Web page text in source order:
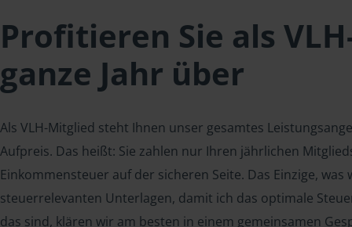
Profitieren Sie als
ganze Jahr über
Als VLH-Mitglied steht Ihnen unser gesamtes
Aufpreis. Das heißt: Sie zahlen nur Ihren jährlichen
Einkommensteuer auf der sicheren Seite. Das Einzige,
steuerrelevanten Unterlagen, damit ich das optimale
das sind, klären wir am besten in einem gemeinsamen